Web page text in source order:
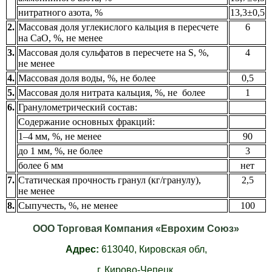
нитратного азота, %
13,3±0,5
2. Массовая доля углекислого кальция в пересчете
на CaO, %, не менее
6
3. Массовая доля сульфатов в пересчете на S, %,
не менее
4
4. Массовая доля воды, %, не более
0,5
5. Массовая доля нитрата кальция, %, не более
1
6. Гранулометрический состав:
Содержание основных фракций:
1–4 мм, %, не менее
90
до 1 мм, %, не более
3
более 6 мм
нет
7. Статическая прочность гранул (кг/гранулу),
не менее
2,5
8. Сыпучесть, %, не менее 100
ООО Торговая Компания «Еврохим Союз»
Адрес: 613040, Кировская обл,
г. Кирово-Чепецк,